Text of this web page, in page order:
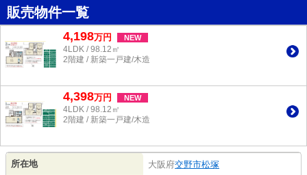
販売物件一覧
4,198万円 NEW
4LDK / 98.12㎡
2階建 / 新築一戸建/木造
4,398万円 NEW
4LDK / 98.12㎡
2階建 / 新築一戸建/木造
所在地 大阪府交野市松塚